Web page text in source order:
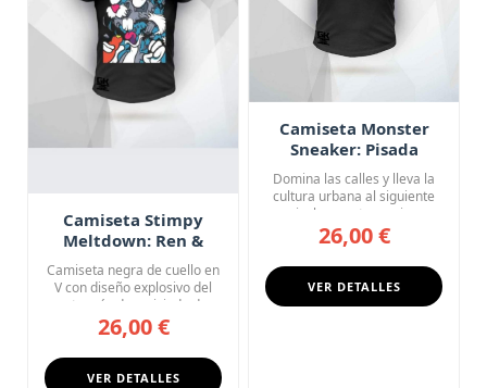
Camiseta Stimpy
Meltdown: Ren &
Stimpy Graffiti
Edition
Camiseta negra de cuello en
V con diseño explosivo del
gato más desquiciado d...
26,00 €
VER DETALLES
Camiseta Monster
Sneaker: Pisada
Imparable
Domina las calles y lleva la
cultura urbana al siguiente
nivel con esta camis...
26,00 €
VER DETALLES